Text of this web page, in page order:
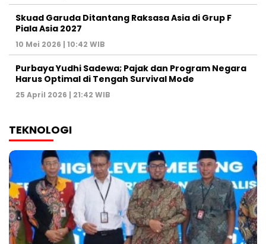
Skuad Garuda Ditantang Raksasa Asia di Grup F
Piala Asia 2027
10 Mei 2026 | 10:42 WIB
Purbaya Yudhi Sadewa; Pajak dan Program Negara
Harus Optimal di Tengah Survival Mode
25 April 2026 | 21:42 WIB
TEKNOLOGI